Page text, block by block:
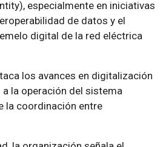
especialmente en iniciativas
de datos y el
digital de la red eléctrica
los avances en digitalización
la operación del sistema
la coordinación entre